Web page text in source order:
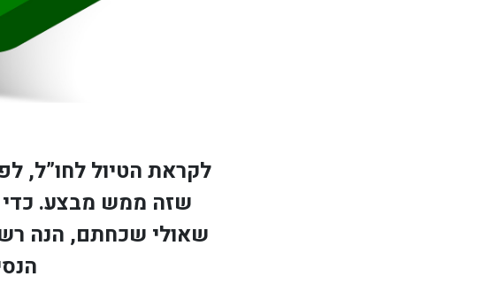
לקראת הטיול לחו”ל,
שזה ממש מבצע. כדי
שאולי שכחתם, הנה